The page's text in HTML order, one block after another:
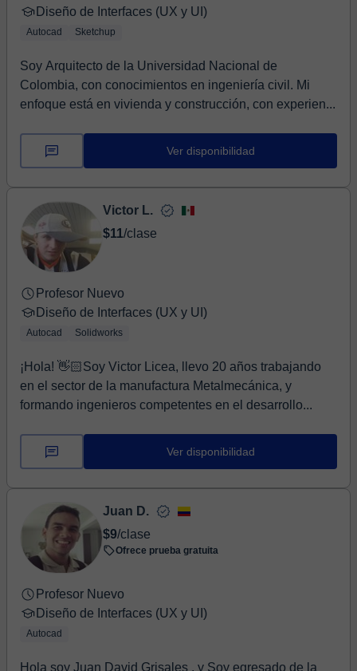
Diseño de Interfaces (UX y UI)
Autocad Sketchup
Soy Arquitecto de la Universidad Nacional de
Colombia, con conocimientos en ingeniería civil. Mi
enfoque está en vivienda y construcción, con experien...
Ver disponibilidad
Victor L.
$11/clase
Profesor Nuevo
Diseño de Interfaces (UX y UI)
Autocad Solidworks
¡Hola! 👋🏻Soy Victor Licea, llevo 20 años trabajando
en el sector de la manufactura Metalmecánica, y
formando ingenieros competentes en el desarrollo...
Ver disponibilidad
Juan D.
$9/clase
Ofrece prueba gratuita
Profesor Nuevo
Diseño de Interfaces (UX y UI)
Autocad
Hola soy Juan David Grisales , y Soy egresado de la